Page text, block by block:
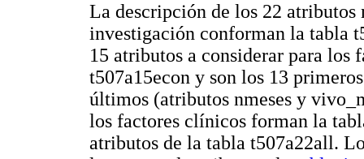
La descripción de los 22 atributos
investigación conforman la tabla
15 atributos a considerar para los
t507a15econ y son los 13
últimos (atributos nmeses y
los factores clínicos forman la
atributos de la tabla t507a22all.